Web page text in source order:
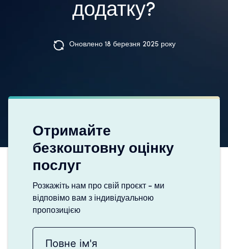
додатку?
Оновлено 18 березня 2025 року
Отримайте
безкоштовну оцінку
послуг
Розкажіть нам про свій проєкт - ми
відповімо вам з індивідуальною
пропозицією